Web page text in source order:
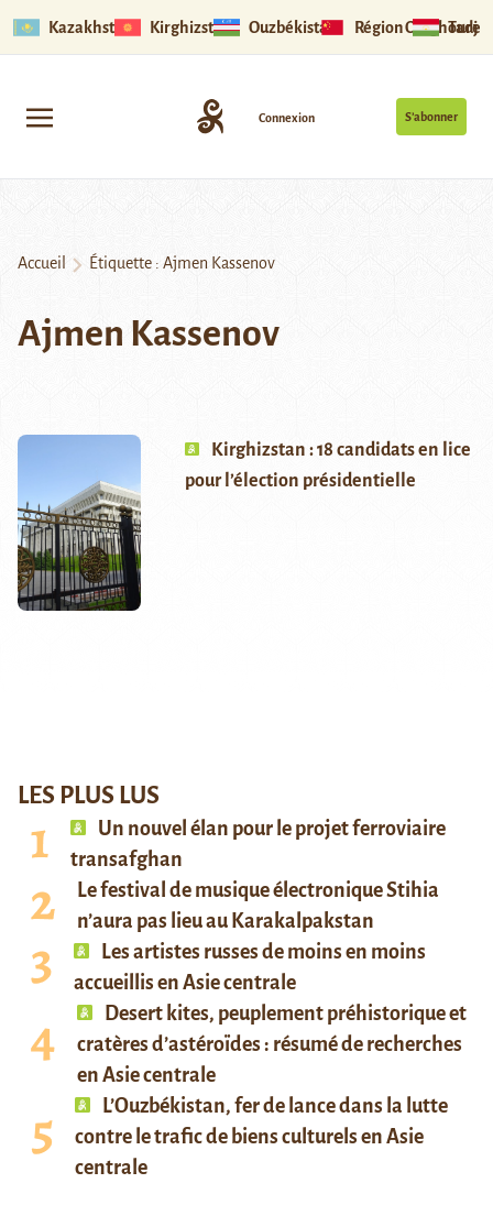
Kazakhstan Kirghizstan Ouzbékistan Région Ouïghoure
S’abonner
Connexion
Accueil Étiquette : Ajmen Kassenov
Ajmen Kassenov
Kirghizstan : 18 candidats en lice
pour l’élection présidentielle
LES PLUS LUS
Un nouvel élan pour le projet ferroviaire
transafghan
Le festival de musique électronique Stihia
n’aura pas lieu au Karakalpakstan
Les artistes russes de moins en moins
accueillis en Asie centrale
Desert kites, peuplement préhistorique et
cratères d’astéroïdes : résumé de recherches
en Asie centrale
L’Ouzbékistan, fer de lance dans la lutte
contre le trafic de biens culturels en Asie
centrale